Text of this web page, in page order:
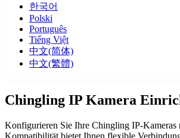
한국어
Polski
Português
Tiếng Việt
中文(简体)
中文(繁體)
Chingling IP Kamera
Konfigurieren Sie Ihre Chingling IP-